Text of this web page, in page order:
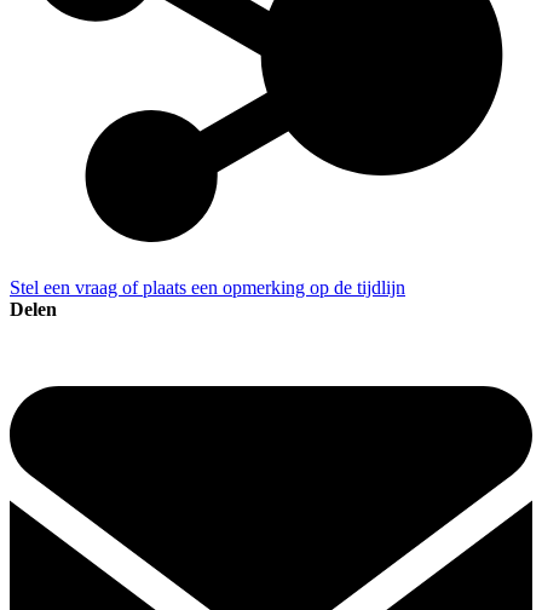
Stel een vraag of plaats een opmerking op de tijdlijn
Delen